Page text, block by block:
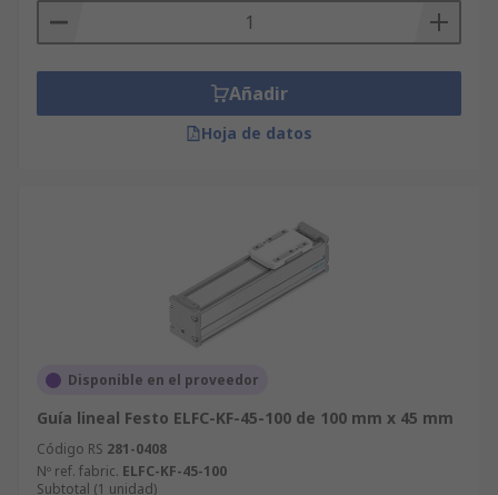
Añadir
Hoja de datos
Disponible en el proveedor
Guía lineal Festo ELFC-KF-45-100 de 100 mm x 45 mm
Código RS 281-0408
Nº ref. fabric. ELFC-KF-45-100
Subtotal (1 unidad)